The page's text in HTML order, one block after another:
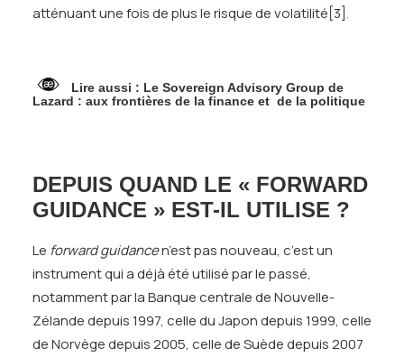
atténuant une fois de plus le risque de volatilité[3].
Lire aussi : Le Sovereign Advisory Group de
Lazard : aux frontières de la finance et de la politique
DEPUIS QUAND LE « FORWARD
GUIDANCE » EST-IL UTILISE ?
Le forward guidancen’est pas nouveau, c’est un
instrument qui a déjà été utilisé par le passé,
notamment par la Banque centrale de Nouvelle-
Zélande depuis 1997, celle du Japon depuis 1999, celle
de Norvège depuis 2005, celle de Suède depuis 2007